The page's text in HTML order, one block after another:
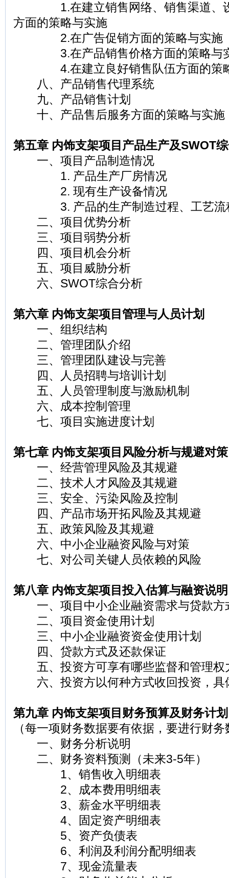
1.在建立销售网络、销售渠道、设
方面的策略与实施
2.在广告促销方面的策略与实施
3.在产品销售价格方面的策略与
4.在建立良好销售队伍方面的策
八、产品销售代理系统
九、产品销售计划
十、产品售后服务方面的策略与实施
第五章 内饰支架项目产品生产及SWOT
一、项目产品制造情况
1. 产品生产厂房情况
2. 现有生产设备情况
3. 产品的生产制造过程、工艺流
二、项目优势分析
三、项目弱势分析
四、项目机会分析
五、项目威胁分析
六、SWOT综合分析
第六章 内饰支架项目管理与人员计划
一、组织结构
二、管理团队介绍
三、管理团队建设与完善
四、人员招聘与培训计划
五、人员管理制度与激励机制
六、成本控制管理
七、项目实施进度计划
第七章 内饰支架项目风险分析与规避对策
一、经营管理风险及其规避
二、技术人才风险及其规避
三、安全、污染风险及控制
四、产品市场开拓风险及其规避
五、政策风险及其规避
六、中小企业融资风险与对策
七、对公司关键人员依赖的风险
第八章 内饰支架项目投入估算与融资说明
一、项目中小企业融资需求与贷款方
二、项目资金使用计划
三、中小企业融资资金使用计划
四、贷款方式及还款保证
五、投资方可享有哪些监督和管理权
六、投资方以何种方式收回投资，具
第九章 内饰支架项目财务预算及财务计划
（每一项财务数据要有依据，要进行财
一、财务分析说明
二、财务资料预测（未来3-5年）
1、销售收入明细表
2、成本费用明细表
3、薪金水平明细表
4、固定资产明细表
5、资产负债表
6、利润及利润分配明细表
7、现金流量表